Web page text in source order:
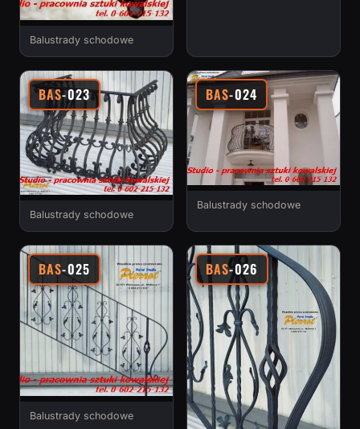
Balustrady schodowe
BAS-023
Balustrady schodowe
BAS-024
Balustrady schodowe
BAS-025
Balustrady schodowe
BAS-026